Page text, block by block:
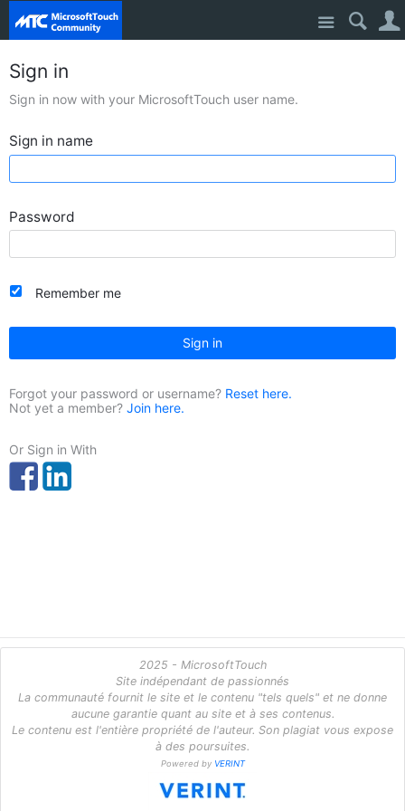
Site
Sign in
Sign in now with your MicrosoftTouch user name.
Sign in name
Password
Remember me
Sign in
Forgot your password or username? Reset here.
Not yet a member? Join here.
Or Sign in With
2025 - MicrosoftTouch
Site indépendant de passionnés
La communauté fournit le site et le contenu "tels quels" et ne donne
aucune garantie quant au site et à ses contenus.
Le contenu est l'entière propriété de l'auteur. Son plagiat vous expose
à des poursuites.
Powered by VERINT